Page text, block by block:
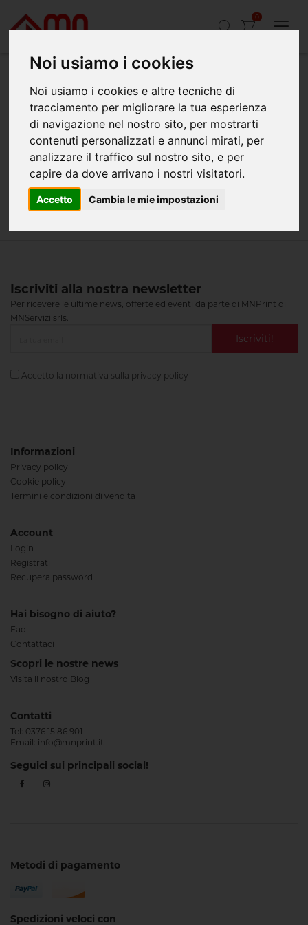
Noi usiamo i cookies
Noi usiamo i cookies e altre tecniche di
tracciamento per migliorare la tua esperienza
di navigazione nel nostro sito, per mostrarti
contenuti personalizzati e annunci mirati, per
analizzare il traffico sul nostro sito, e per
capire da dove arrivano i nostri visitatori.
Accetto Cambia le mie impostazioni
0
404
Siamo spiacenti, ma la pagina che stai
cercando non esiste.
Iscriviti alla nostra newsletter
Per ricevere le ultime news, offerte ed eventi da parte di MNPrint di
MNServizi srls.
Iscriviti!
Accetto la normativa sulla privacy policy
Informazioni
Privacy policy
Cookie policy
Termini e condizioni di vendita
Account
Login
Registrati
Recupera password
Hai bisogno di aiuto?
Faq
Contattaci
Scopri le nostre news
Visita il nostro Blog
Contatti
Tel: 0376 15 86 901
Email: info@mnprint.it
Seguici sui principali social!
Metodi di pagamento
Spedizioni veloci con